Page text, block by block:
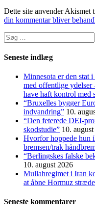
Dette site anvender Akismet
din kommentar bliver
Søg
efter:
Seneste indlæg
Minnesota er den
med offentlige ydelser
have haft kontrol med
“Bruxelles bygger
indvandring” 10.
“Den feterede DEI-
skodstudie” 10.
Hvorfor hoppede hun
bremsen/trak
“Berlingskes falske
10. august 2026
Mullahregimet i Iran
at åbne Hormuz
Seneste kommentarer